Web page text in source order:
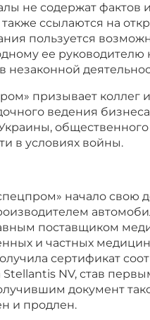
не содержат
ссылаются на
пользуется
ее
незаконной
призывает коллег
ведения
в условиях войны.
начало свою
поставщиком
и частных
сертификат
Stellantis NV, став
документ
и продлен.